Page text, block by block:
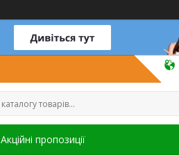
Акційні пропозиції